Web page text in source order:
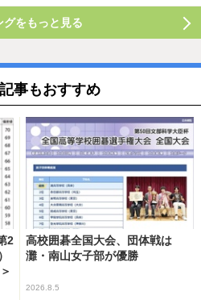
グをもっと見る
事もおすすめ
2
高校囲碁全国大会、団体戦は
灘・南山女子部が優勝
2026.8.5